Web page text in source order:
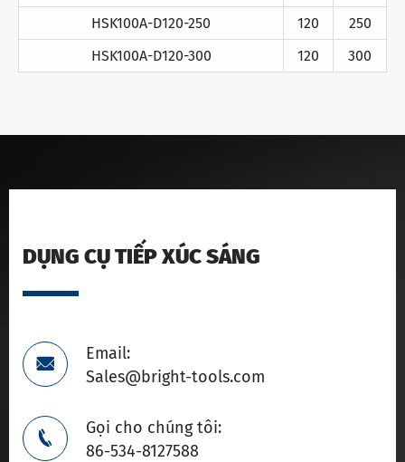
HSK100A-D120-250
120
250
HSK100A-D120-300
120 300
DỤNG CỤ TIẾP XÚC SÁNG

Email:
Sales@bright-tools.com

Gọi cho chúng tôi:
86-534-8127588